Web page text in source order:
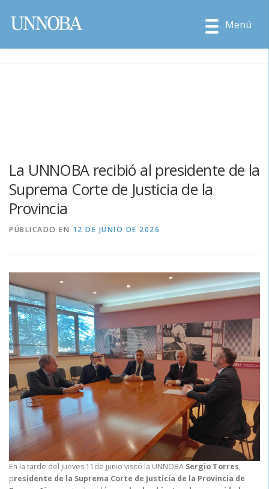
Menú
La UNNOBA recibió al presidente de la
Suprema Corte de Justicia de la
Provincia
PÚBLICADO EN 12 DE JUNIO DE 2026
En la tarde del jueves 11de junio visitó la UNNOBA Sergio Torres,
presidente de la Suprema Corte de Justicia de la Provincia de